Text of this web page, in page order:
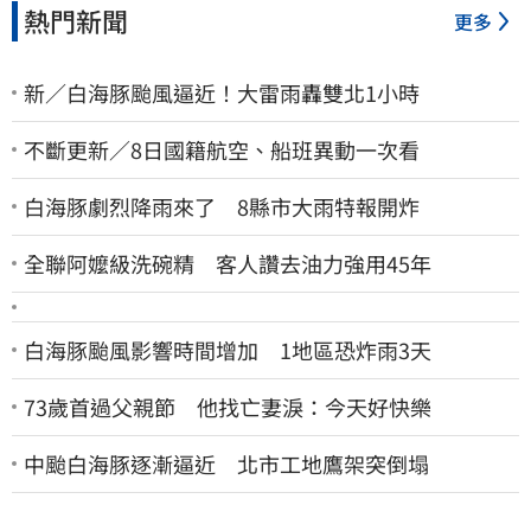
熱門新聞 更多
新／白海豚颱風逼近！大雷雨轟雙北1小時
不斷更新／8日國籍航空、船班異動一次看
白海豚劇烈降雨來了 8縣市大雨特報開炸
全聯阿嬤級洗碗精 客人讚去油力強用45年
白海豚颱風影響時間增加 1地區恐炸雨3天
73歲首過父親節 他找亡妻淚：今天好快樂
中颱白海豚逐漸逼近 北市工地鷹架突倒塌